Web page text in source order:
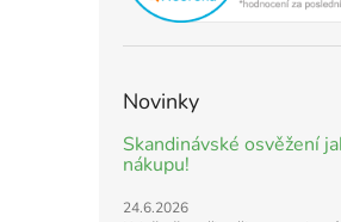
Novinky
Skandinávské osvěžení
nákupu!
24.6.2026